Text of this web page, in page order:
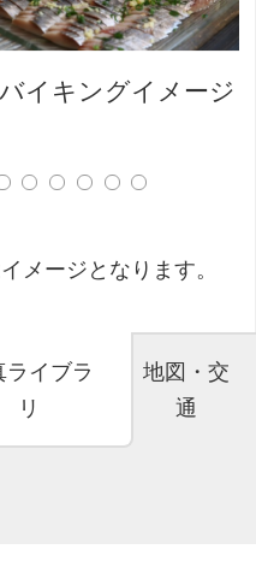
バイキングイメージ
メージとなります。
ライブラ
リ
地図・交
通